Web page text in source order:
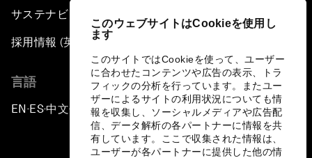
このウェブサイトはCookieを使用し
ます
このサイトではCookieを使って、ユーザー
に合わせたコンテンツや広告の表示、トラ
フィックの分析を行っています。またユー
ザーによるサイトの利用状況についても情
報を収集し、ソーシャルメディアや広告配
信、データ解析の各パートナーに情報を共
有しています。ここで収集された情報は、
ユーザーが各パートナーに提供した他の情
サステナビリティへの取り組み
採用情報 (英語のみ)
言語
EN ▪ES▪中文▪ 日本語